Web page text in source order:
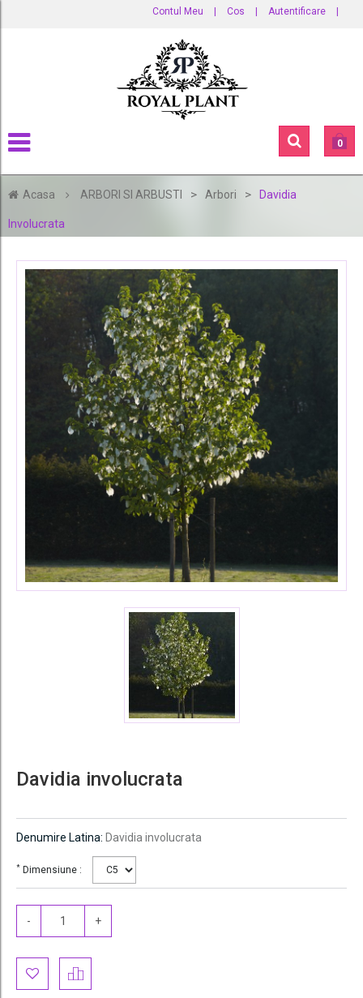
Contul Meu Cos Autentificare
0
Acasa ARBORI SI ARBUSTI > Arbori > Davidia
Involucrata
Davidia involucrata
Denumire Latina: Davidia involucrata
* Dimensiune :
- +